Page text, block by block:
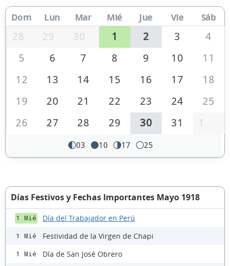
Dom Lun Mar Mié Jue Vie Sáb
28 29 30 1 2 3
4
5
6 7 8 9 10
11
12
13 14 15 16 17
18
19
20 21 22 23 24
25
26
27 28 29 30 31 1
03 10 17 25
Días Festivos y Fechas Importantes Mayo 1918
1 Mié Día del Trabajador en Perú
1 Mié Festividad de la Virgen de Chapi
1 Mié Día de San José Obrero